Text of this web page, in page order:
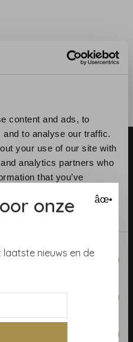
content and ads, to
to analyse our traffic.
your use of our site with
analytics partners who
that you’ve
âœ•
onze
nieuws en de